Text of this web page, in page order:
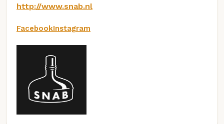
http://www.snab.nl
FacebookInstagram